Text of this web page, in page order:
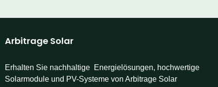
Arbitrage Solar
Erhalten Sie nachhaltige Energielösungen, hochwertige
Solarmodule und PV-Systeme von Arbitrage Solar